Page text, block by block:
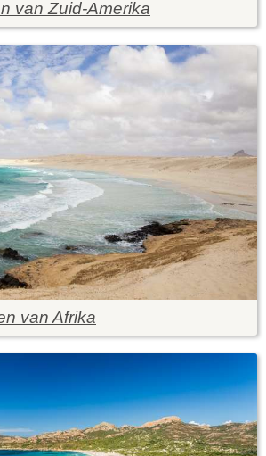
van Zuid-Amerika
van Afrika